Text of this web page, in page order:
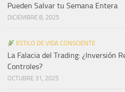
Pueden Salvar tu Semana Entera
DICIEMBRE 8, 2025
ESTILO DE VIDA CONSCIENTE
La Falacia del Trading: ¿Inversión
Controles?
OCTUBRE 31, 2025